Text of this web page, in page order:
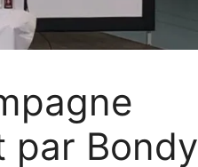
par Bondy